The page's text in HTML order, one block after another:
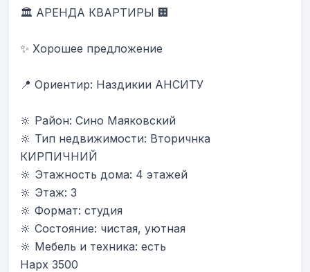
🏛 АРЕНДА КВАРТИРЫ 🏢
✨ Хорошее предложение
📍 Ориентир: Наздикии АНСИТУ
🔆 Район: Сино Маяковский
🔆 Тип недвижимости: Вторичнка
КИРПИЧНИЙ
🔆 Этажность дома: 4 этажей
🔆 Этаж: 3
🔆 Формат: студия
🔆 Состояние: чистая, уютная
🔆 Мебель и техника: есть
Нарх 3500